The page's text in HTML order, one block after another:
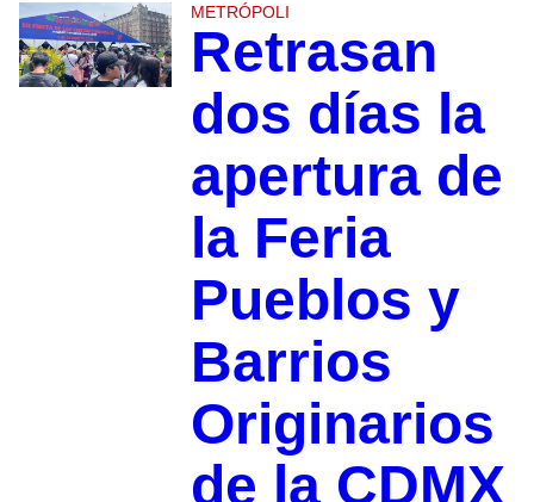
METRÓPOLI
Retrasan
dos días la
apertura de
la Feria
Pueblos y
Barrios
Originarios
de la CDMX